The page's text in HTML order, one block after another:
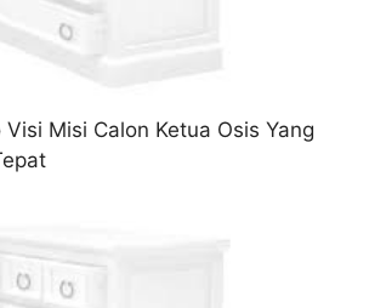
Misi Calon Ketua Osis Yang